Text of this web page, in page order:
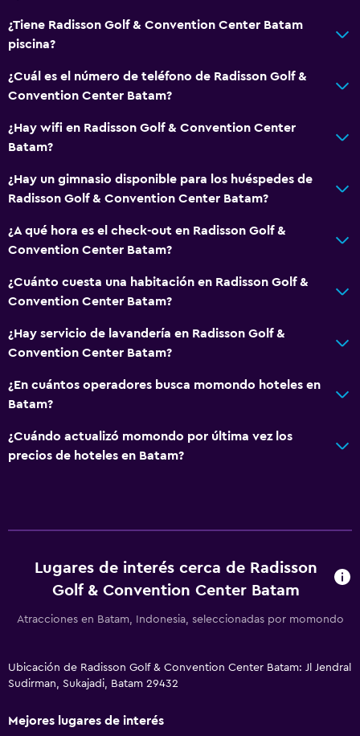
¿Tiene Radisson Golf & Convention Center Batam
piscina?
¿Cuál es el número de teléfono de Radisson Golf &
Convention Center Batam?
¿Hay wifi en Radisson Golf & Convention Center
Batam?
¿Hay un gimnasio disponible para los huéspedes de
Radisson Golf & Convention Center Batam?
¿A qué hora es el check-out en Radisson Golf &
Convention Center Batam?
¿Cuánto cuesta una habitación en Radisson Golf &
Convention Center Batam?
¿Hay servicio de lavandería en Radisson Golf &
Convention Center Batam?
¿En cuántos operadores busca momondo hoteles en
Batam?
¿Cuándo actualizó momondo por última vez los
precios de hoteles en Batam?
Lugares de interés cerca de Radisson
Golf & Convention Center Batam
Atracciones en Batam, Indonesia, seleccionadas por momondo
Ubicación de Radisson Golf & Convention Center Batam: Jl Jendral
Sudirman, Sukajadi, Batam 29432
Mejores lugares de interés